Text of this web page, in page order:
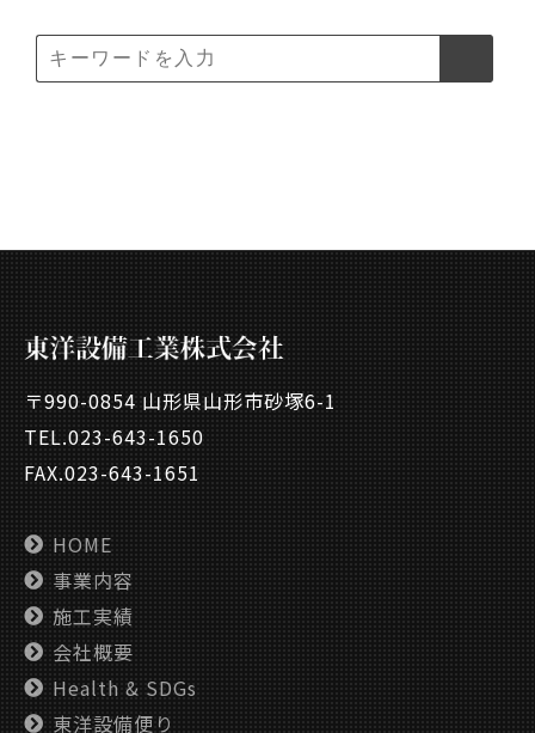
〒990-0854 山形県山形市砂塚6-1
TEL.023-643-1650
FAX.023-643-1651
HOME
事業内容
施工実績
会社概要
Health & SDGs
東洋設備便り